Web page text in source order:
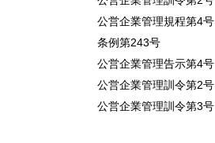
公営企業管理規程第4号
条例第243号
公営企業管理告示第4号
公営企業管理訓令第2号
公営企業管理訓令第3号